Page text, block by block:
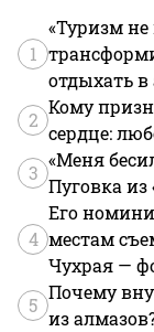
1
«Туризм не
отдыхать в
2
Кому
сердце:
3
«Меня
Пуговка
4
Его
местам
Чухрая —
5
Почему
из